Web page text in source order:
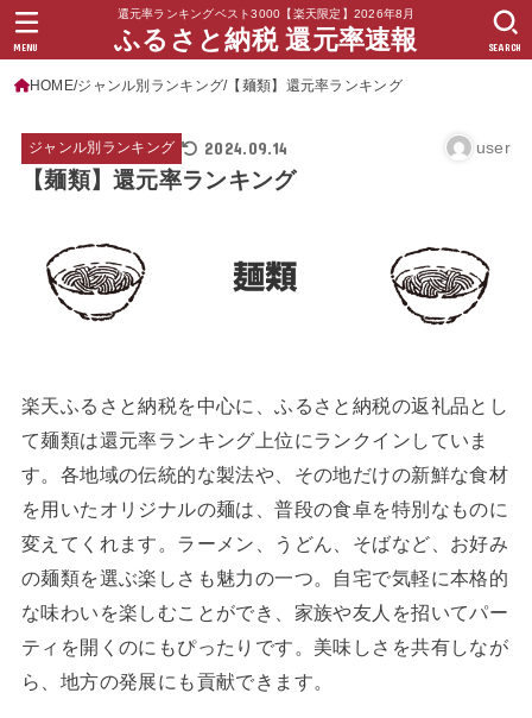
還元率ランキングベスト3000【楽天限定】2026年8月
ふるさと納税 還元率速報 SEARCH
MENU
HOME ジャンル別ランキング 【麺類】還元率ランキング
ジャンル別ランキング 2024.09.14 user
【麺類】還元率ランキング
楽天ふるさと納税を中心に、ふるさと納税の返礼品とし
て麺類は還元率ランキング上位にランクインしていま
す。各地域の伝統的な製法や、その地だけの新鮮な食材
を用いたオリジナルの麺は、普段の食卓を特別なものに
変えてくれます。ラーメン、うどん、そばなど、お好み
の麺類を選ぶ楽しさも魅力の一つ。自宅で気軽に本格的
な味わいを楽しむことができ、家族や友人を招いてパー
ティを開くのにもぴったりです。美味しさを共有しなが
ら、地方の発展にも貢献できます。